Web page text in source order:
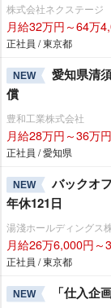
株式会社ネクステージ
月給32万円～64万
正社員 / 東京都
NEW
愛知県清
償
豊和工業株式会社
月給28万円～36万円
正社員 / 愛知県
NEW
バックオ
年休121日
湯淺ホールディングス
月給26万6,000円～
正社員 / 東京都
NEW 「仕入企